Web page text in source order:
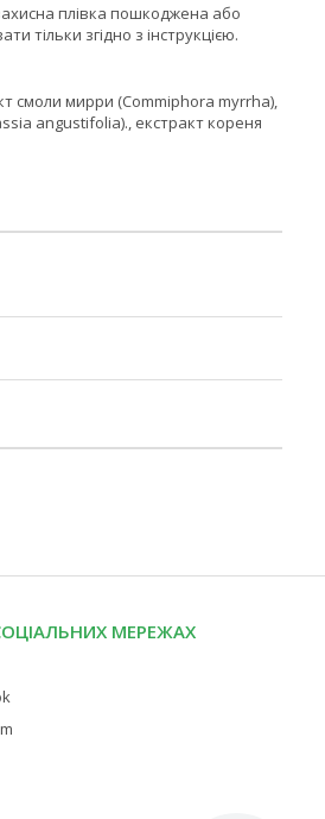
плівка пошкоджена або
тільки згідно з інструкцією.
смоли мирри (Commiphora myrrha),
angustifolia)., екстракт кореня
МЕРЕЖАХ